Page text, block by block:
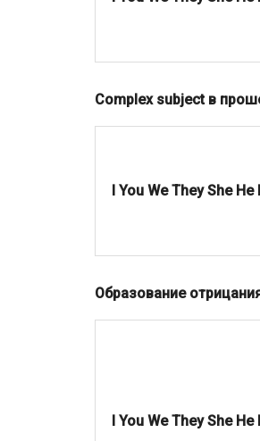
Сomplex subject в
I You We They She He
Образование
I You We They She He